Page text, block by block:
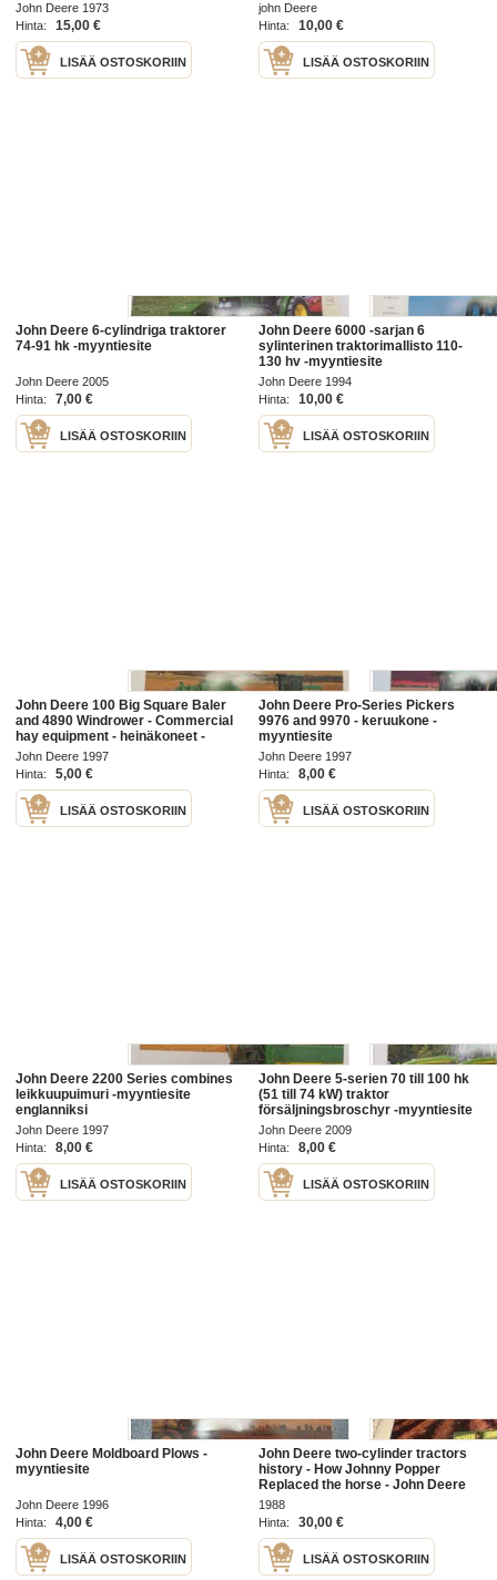
John Deere 1973
Hinta:
15,00 €
LISÄÄ OSTOSKORIIN
john Deere
Hinta:
10,00 €
LISÄÄ OSTOSKORIIN
John Deere 6-cylindriga traktorer
74-91 hk -myyntiesite
John Deere 2005
Hinta:
7,00 €
LISÄÄ OSTOSKORIIN
John Deere 6000 -sarjan 6
sylinterinen traktorimallisto 110-
130 hv -myyntiesite
John Deere 1994
Hinta:
10,00 €
LISÄÄ OSTOSKORIIN
John Deere 100 Big Square Baler
and 4890 Windrower - Commercial
hay equipment - heinäkoneet -
myyntiesite
John Deere 1997
Hinta:
5,00 €
LISÄÄ OSTOSKORIIN
John Deere Pro-Series Pickers
9976 and 9970 - keruukone -
myyntiesite
John Deere 1997
Hinta:
8,00 €
LISÄÄ OSTOSKORIIN
John Deere 2200 Series combines
leikkuupuimuri -myyntiesite
englanniksi
John Deere 1997
Hinta:
8,00 €
LISÄÄ OSTOSKORIIN
John Deere 5-serien 70 till 100 hk
(51 till 74 kW) traktor
försäljningsbroschyr -myyntiesite
John Deere 2009
Hinta:
8,00 €
LISÄÄ OSTOSKORIIN
John Deere Moldboard Plows -
myyntiesite
John Deere 1996
Hinta:
4,00 €
LISÄÄ OSTOSKORIIN
John Deere two-cylinder tractors
history - How Johnny Popper
Replaced the horse - John Deere
2-syl traktorit
1988
Hinta:
30,00 €
LISÄÄ OSTOSKORIIN